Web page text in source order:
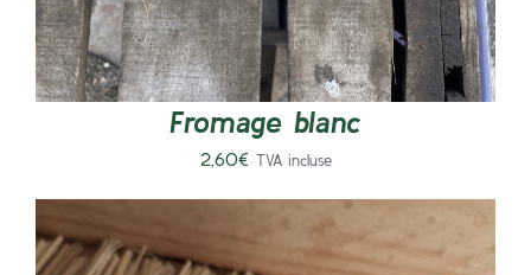
Fromage blanc
2,60€ TVA incluse